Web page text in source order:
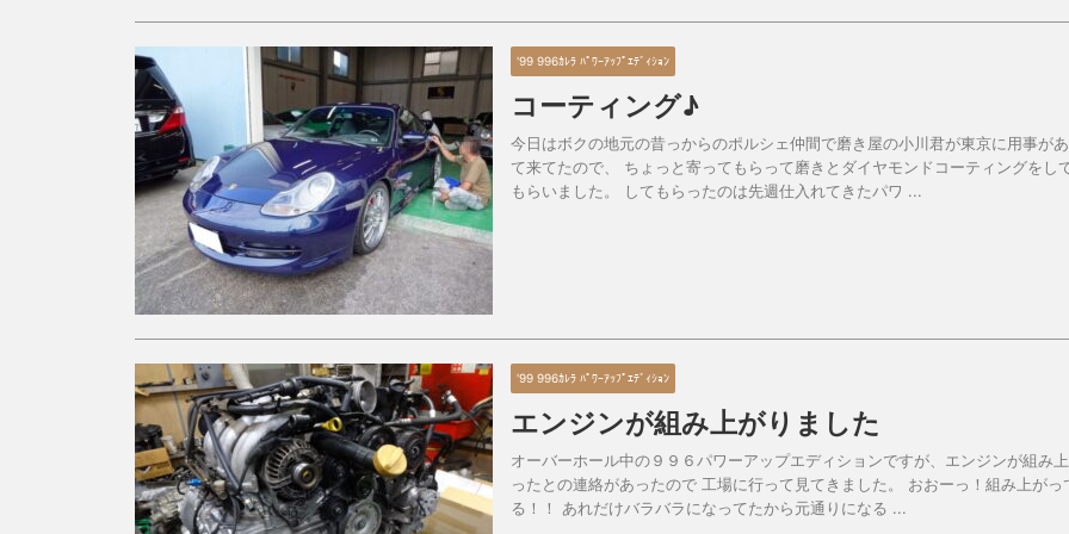
'99 996ｶﾚﾗ ﾊﾟﾜｰｱｯﾌﾟｴﾃﾞｨｼｮﾝ
コーティング♪
今日はボクの地元の昔っからのポルシェ仲間で磨き屋の小川君が東京に用事が
て来てたので、 ちょっと寄ってもらって磨きとダイヤモンドコーティングをし
もらいました。 してもらったのは先週仕入れてきたパワ ...
'99 996ｶﾚﾗ ﾊﾟﾜｰｱｯﾌﾟｴﾃﾞｨｼｮﾝ
エンジンが組み上がりました
オーバーホール中の９９６パワーアップエディションですが、エンジンが組み
ったとの連絡があったので 工場に行って見てきました。 おおーっ！組み上がっ
る！！ あれだけバラバラになってたから元通りになる ...